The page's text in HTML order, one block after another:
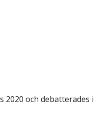
2020 och debatterades i